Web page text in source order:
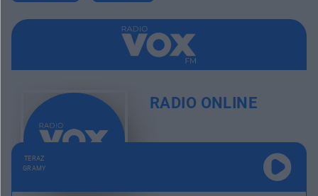
RADIO ONLINE
TERAZ
GRAMY